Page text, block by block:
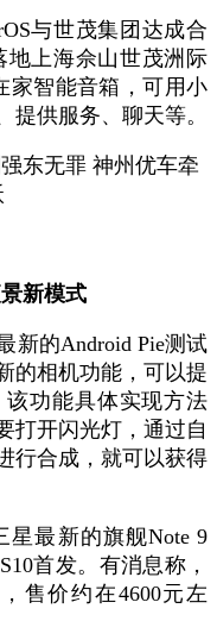
与世茂集团达成合
地上海佘山世茂洲际
家智能音箱，可用小
提供服务、聊天等。
新模式
新的Android Pie测试
的相机功能，可以提
功能具体实现方法
打开闪光灯，通过自
行合成，就可以获得
最新的旗舰Note 9
首发。有消息称，
售价约在4600元左